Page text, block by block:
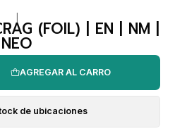
(FOIL) | EN | NM |
NEO
AGREGAR AL CARRO
de ubicaciones